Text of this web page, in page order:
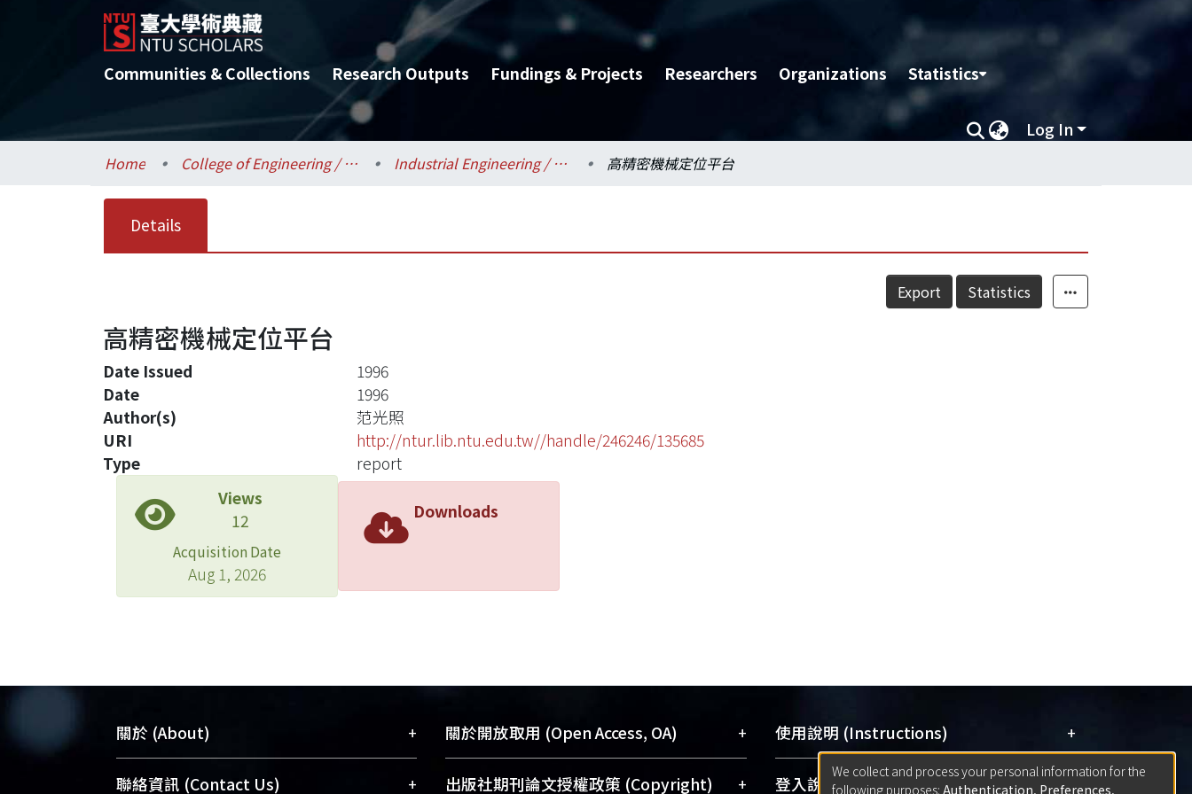
Communities & Collections Research Outputs Fundings & Projects Researchers Organizations Statistics
Log In
Home College of Engineering / 工學院 Industrial Engineering / 工業工程學研究所 高精密機械定位平台
Details
Export Statistics
高精密機械定位平台
Date Issued
1996
Date
1996
Author(s)
范光照
URI
http://ntur.lib.ntu.edu.tw//handle/246246/135685
Type
report
Views
12
Acquisition Date
Aug 1, 2026
Downloads
關於 (About) +
臺大位居世界頂尖大學之列，為永久珍藏
聯絡資訊 (Contact Us) +
關於開放取用 (Open Access, OA) +
開放取用是從使用者角度提升資訊取用性
出版社期刊論文授權政策 (Copyright) +
使用說明 (Instructions) +
網站簡介(Quickstart Guide)
登入說明 (Sign-in) +
We collect and process your personal information for the
following purposes: Authentication, Preferences,